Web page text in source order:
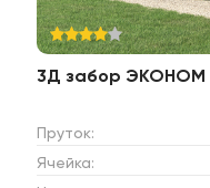
3Д забор ЭКОНОМ
Пруток:
Ячейка: